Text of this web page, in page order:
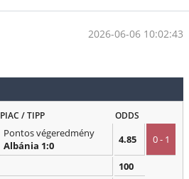
2026-06-06 10:02:43
PIAC / TIPP ODDS
Pontos végeredmény
Albánia 1:0
4.85 0 - 1
100